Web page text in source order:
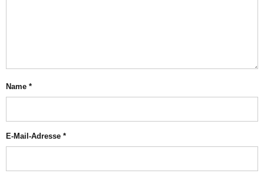
Name *
E-Mail-Adresse *